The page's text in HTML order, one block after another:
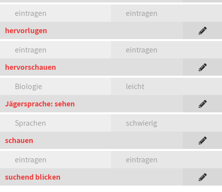
eintragen
eintragen
hervorlugen
eintragen
eintragen
hervorschauen
Biologie
leicht
Jägersprache: sehen
Sprachen
schwierig
schauen
eintragen
eintragen
suchend blicken